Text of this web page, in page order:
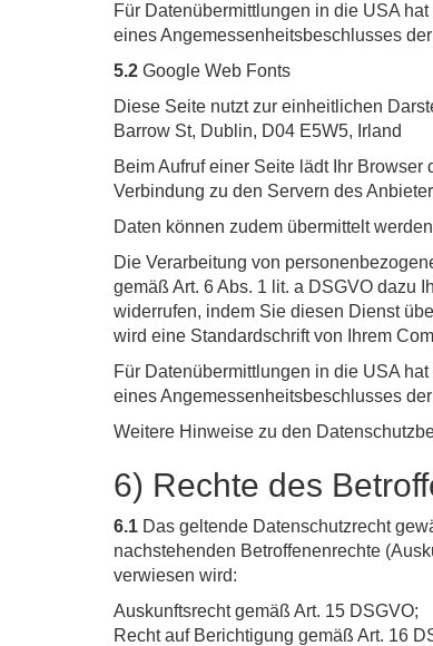
Für Datenübermittlungen in die USA
eines Angemessenheitsbeschlusses
5.2 Google Web Fonts
Diese Seite nutzt zur einheitlichen
Barrow St, Dublin, D04 E5W5, Irland
Beim Aufruf einer Seite lädt Ihr
Verbindung zu den Servern des
Daten können zudem übermittelt
Die Verarbeitung von
gemäß Art. 6 Abs. 1 lit. a DSGVO dazu
widerrufen, indem Sie diesen Dienst
wird eine Standardschrift von Ihrem
Für Datenübermittlungen in die USA
eines Angemessenheitsbeschlusses
Weitere Hinweise zu den
6) Rechte des
6.1 Das geltende Datenschutzrecht
nachstehenden Betroffenenrechte
verwiesen wird:
Auskunftsrecht gemäß Art. 15 DSGVO;
Recht auf Berichtigung gemäß Art. 16